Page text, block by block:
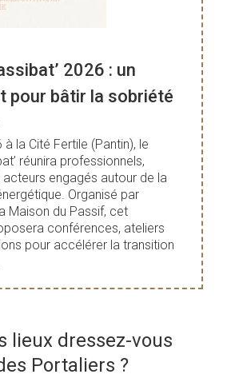
2026 : un
pour bâtir la sobriété
à la Cité Fertile (Pantin), le
réunira professionnels,
engagés autour de la
Organisé par
Maison du Passif, cet
conférences, ateliers
pour accélérer la transition
lieux dressez-vous
Portaliers ?